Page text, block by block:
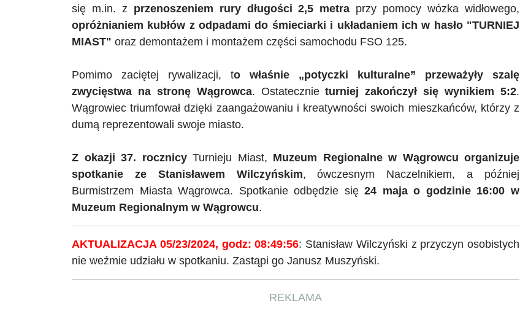
się m.in. z przenoszeniem rury długości 2,5 metra przy pomocy wózka widłowego,
opróżnianiem kubłów z odpadami do śmieciarki i układaniem ich w hasło "TURNIEJ
MIAST" oraz demontażem i montażem części samochodu FSO 125.
Pomimo zaciętej rywalizacji, to właśnie „potyczki kulturalne” przeważyły szalę
zwycięstwa na stronę Wągrowca. Ostatecznieturniej zakończył się wynikiem 5:2.
Wągrowiec triumfował dzięki zaangażowaniu i kreatywności swoich mieszkańców, którzy z
dumą reprezentowali swoje miasto.
Z okazji 37. rocznicyTurnieju Miast, Muzeum Regionalne w Wągrowcu organizuje
spotkanie ze Stanisławem Wilczyńskim, ówczesnym Naczelnikiem, a później
Burmistrzem Miasta Wągrowca. Spotkanie odbędzie się24 maja o godzinie 16:00 w
Muzeum Regionalnym w Wągrowcu.
AKTUALIZACJA 05/23/2024, godz: 08:49:56: Stanisław Wilczyński z przyczyn osobistych
nie weźmie udziału w spotkaniu. Zastąpi go Janusz Muszyński.
REKLAMA